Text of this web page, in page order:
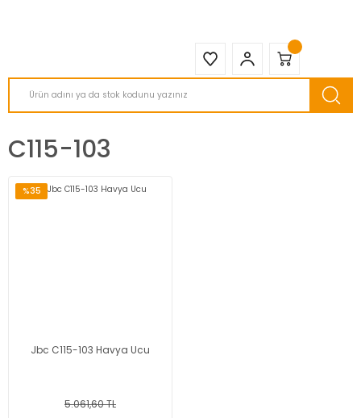
C115-103
%35
Jbc C115-103 Havya Ucu
5.061,60 TL